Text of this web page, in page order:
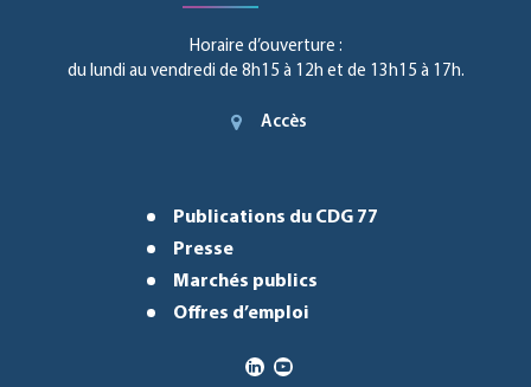
Horaire d’ouverture :
du lundi au vendredi de 8h15 à 12h et de 13h15 à 17h.
Accès
Publications du CDG 77
Presse
Marchés publics
Offres d’emploi